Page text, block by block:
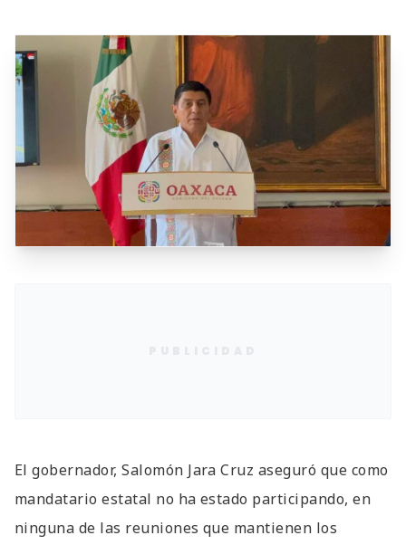
El gobernador, Salomón Jara Cruz aseguró que como
mandatario estatal no ha estado participando, en
ninguna de las reuniones que mantienen los